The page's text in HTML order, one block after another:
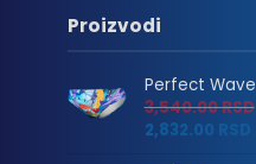
Proizvodi
Perfect Wave
3,540.00RSD
2,832.00 RSD